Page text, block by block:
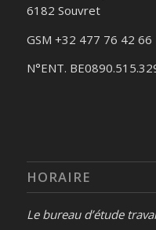
6182 Souvret
GSM +32 477 76 42 66
N°ENT.
HORAIRE
Le bureau d’étude